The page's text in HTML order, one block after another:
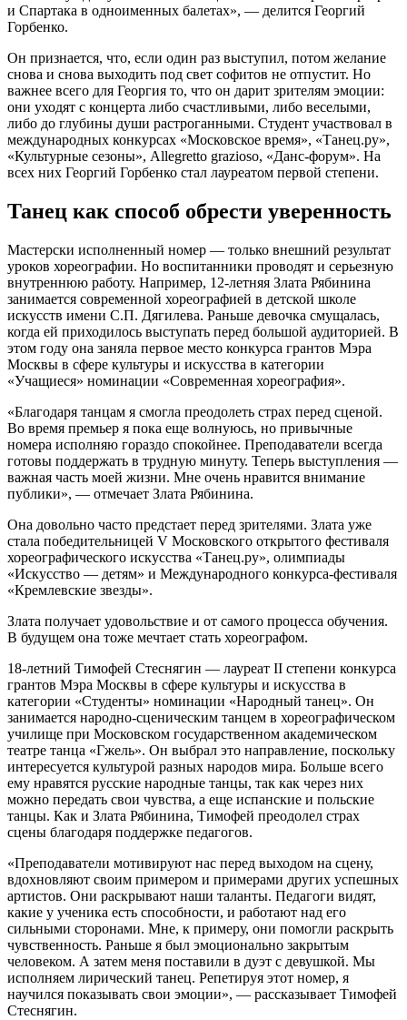
и Спартака в одноименных балетах», — делится Георгий
Горбенко.
Он признается, что, если один раз выступил, потом желание
снова и снова выходить под свет софитов не отпустит. Но
важнее всего для Георгия то, что он дарит зрителям эмоции:
они уходят с концерта либо счастливыми, либо веселыми,
либо до глубины души растроганными. Студент участвовал в
международных конкурсах «Московское время», «Танец.ру»,
«Культурные сезоны», Allegretto grazioso, «Данс-форум». На
всех них Георгий Горбенко стал лауреатом первой степени.
Танец как способ обрести уверенность
Мастерски исполненный номер — только внешний результат
уроков хореографии. Но воспитанники проводят и серьезную
внутреннюю работу. Например, 12-летняя Злата Рябинина
занимается современной хореографией в детской школе
искусств имени С.П. Дягилева. Раньше девочка смущалась,
когда ей приходилось выступать перед большой аудиторией. В
этом году она заняла первое место конкурса грантов Мэра
Москвы в сфере культуры и искусства в категории
«Учащиеся» номинации «Современная хореография».
«Благодаря танцам я смогла преодолеть страх перед сценой.
Во время премьер я пока еще волнуюсь, но привычные
номера исполняю гораздо спокойнее. Преподаватели всегда
готовы поддержать в трудную минуту. Теперь выступления —
важная часть моей жизни. Мне очень нравится внимание
публики», — отмечает Злата Рябинина.
Она довольно часто предстает перед зрителями. Злата уже
стала победительницей V Московского открытого фестиваля
хореографического искусства «Танец.ру», олимпиады
«Искусство — детям» и Международного конкурса-фестиваля
«Кремлевские звезды».
Злата получает удовольствие и от самого процесса обучения.
В будущем она тоже мечтает стать хореографом.
18-летний Тимофей Стеснягин — лауреат II степени конкурса
грантов Мэра Москвы в сфере культуры и искусства в
категории «Студенты» номинации «Народный танец». Он
занимается народно-сценическим танцем в хореографическом
училище при Московском государственном академическом
театре танца «Гжель». Он выбрал это направление, поскольку
интересуется культурой разных народов мира. Больше всего
ему нравятся русские народные танцы, так как через них
можно передать свои чувства, а еще испанские и польские
танцы. Как и Злата Рябинина, Тимофей преодолел страх
сцены благодаря поддержке педагогов.
«Преподаватели мотивируют нас перед выходом на сцену,
вдохновляют своим примером и примерами других успешных
артистов. Они раскрывают наши таланты. Педагоги видят,
какие у ученика есть способности, и работают над его
сильными сторонами. Мне, к примеру, они помогли раскрыть
чувственность. Раньше я был эмоционально закрытым
человеком. А затем меня поставили в дуэт с девушкой. Мы
исполняем лирический танец. Репетируя этот номер, я
научился показывать свои эмоции», — рассказывает Тимофей
Стеснягин.